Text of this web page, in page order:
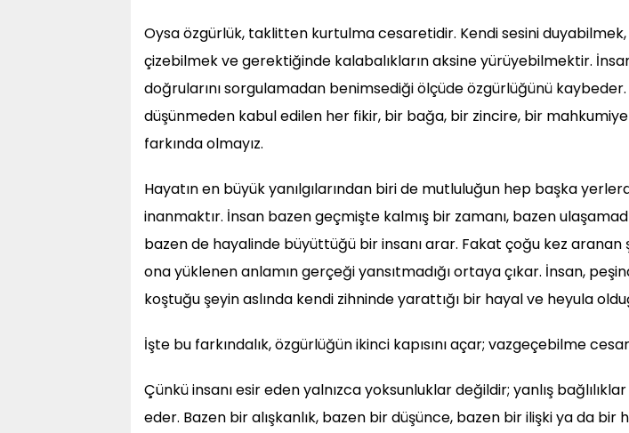
Oysa özgürlük, taklitten kurtulma cesaretidir. Kendi sesini
çizebilmek ve gerektiğinde kalabalıkların aksine yürüyebilmektir.
doğrularını sorgulamadan benimsediği ölçüde özgürlüğünü
düşünmeden kabul edilen her fikir, bir bağa, bir zincire, bir
farkında olmayız.
Hayatın en büyük yanılgılarından biri de mutluluğun hep başka
inanmaktır. İnsan bazen geçmişte kalmış bir zamanı, bazen
bazen de hayalinde büyüttüğü bir insanı arar. Fakat çoğu kez aranan
ona yüklenen anlamın gerçeği yansıtmadığı ortaya çıkar. İnsan,
koştuğu şeyin aslında kendi zihninde yarattığı bir hayal ve heyula
İşte bu farkındalık, özgürlüğün ikinci kapısını açar; vazgeçebilme
Çünkü insanı esir eden yalnızca yoksunluklar değildir; yanlış
eder. Bazen bir alışkanlık, bazen bir düşünce, bazen bir ilişki ya da bir